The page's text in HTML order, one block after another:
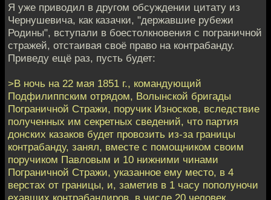
Я уже приводил в другом обсуждении цитату из
Чернушевича, как казачки, "державшие рубежи
Родины", вступали в боестолкновения с пограничной
стражей, отстаивая своё право на контрабанду.
Приведу ещё раз, пусть будет:
>В ночь на 22 мая 1851 г., командующий
Подфилиппским отрядом, Волынской бригады
Пограничной Стражи, поручик Износков, вследствие
полученных им секретных сведений, что партия
донских казаков будет провозить из-за границы
контрабанду, занял, вместе с помощником своим
поручиком Павловым и 10 нижними чинами
Пограничной Стражи, указанное ему место, в 4
верстах от границы, и, заметив в 1 часу пополуночи
ехавших контрабандиров, в числе 20 человек,